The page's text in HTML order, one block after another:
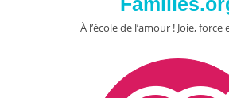
À l’école de l’amour ! Joie, force